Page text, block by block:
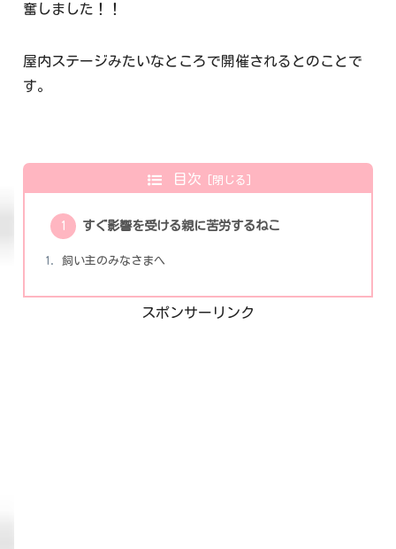
奮しました！！
屋内ステージみたいなところで開催されるとのことで
す。
目次
すぐ影響を受ける親に苦労するねこ
飼い主のみなさまへ
スポンサーリンク